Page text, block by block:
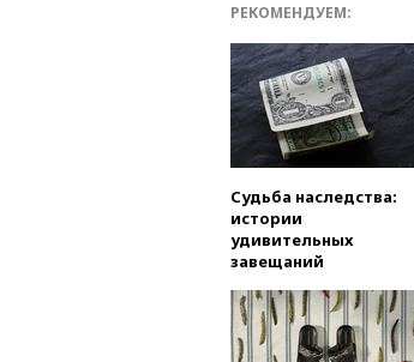
РЕКОМЕНДУЕМ:
Судьба наследства:
истории
удивительных
завещаний